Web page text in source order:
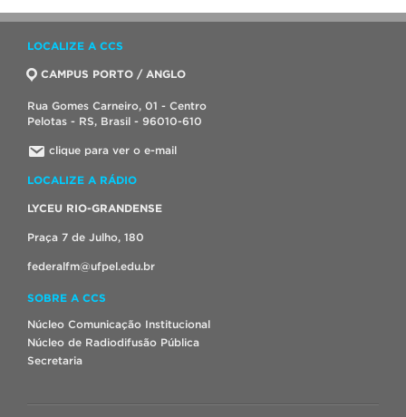
LOCALIZE A CCS
CAMPUS PORTO / ANGLO
Rua Gomes Carneiro, 01 - Centro
Pelotas - RS, Brasil - 96010-610
clique para ver o e-mail
LOCALIZE A RÁDIO
LYCEU RIO-GRANDENSE
Praça 7 de Julho, 180
federalfm@ufpel.edu.br
SOBRE A CCS
Núcleo Comunicação Institucional
Núcleo de Radiodifusão Pública
Secretaria